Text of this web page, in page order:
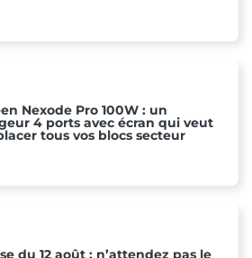
Nexode Pro 100W : un
4 ports avec écran qui veut
tous vos blocs secteur
du 12 août : n’attendez pas le